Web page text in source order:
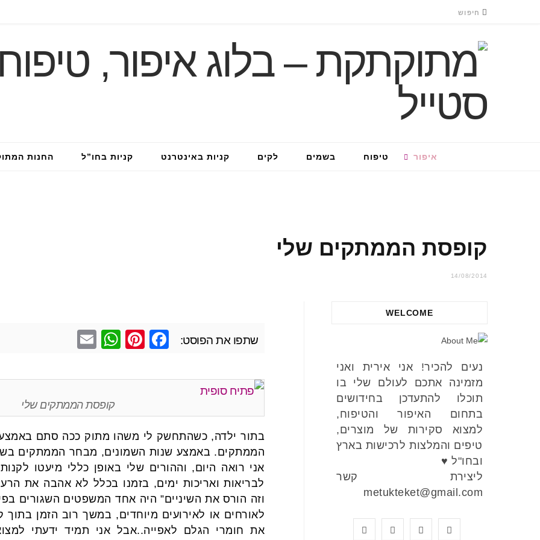
איפור טיפוח בשמים לקים קניות באינטרנט קניות בחו”ל החנות
קופסת הממתקים שלי
14/08/2014
שתפו את הפוסט:
F
c
b
o
o
k
Pi
er
e
st
W
at
s
A
p
p
ail
קופסת הממתקים שלי
בתור ילדה, כשהתחשק לי משהו מתוק ככה סתם
הממתקים. באמצע שנות השמונים, מבחר הממתקים
אני רואה היום, וההורים שלי באופן כללי מיעטו
לבריאות ואריכות ימים, בזמנו בכלל לא אהבה את
וזה הורס את השיניים” היה אחד המשפטים השגורים
לאורחים או לאירועים מיוחדים, במשך רוב הזמן
את חומרי הגלם לאפייה..אבל אני תמיד ידעתי
WELCOME
נעים להכיר! אני אירית ואני
מזמינה אתכם לעולם שלי בו
תוכלו להתעדכן בחידושים
בתחום האיפור והטיפוח,
למצוא סקירות של מוצרים,
טיפים והמלצות לרכישות בארץ
ובחו"ל ♥
ליצירת קשר
metukteket@gmail.com